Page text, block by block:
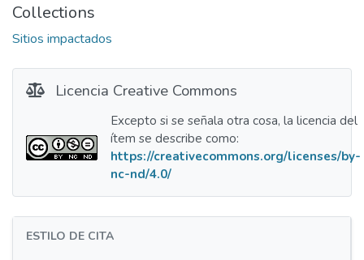
Collections
Sitios impactados
Licencia Creative Commons
Excepto si se señala otra cosa, la licencia del
ítem se describe como:
https://creativecommons.org/licenses/by-
nc-nd/4.0/
ESTILO DE CITA